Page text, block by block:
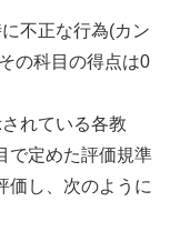
不正な行為(カン
の科目の得点は0
れている各教
で定めた評価規準
価し、次のように